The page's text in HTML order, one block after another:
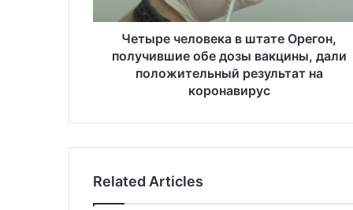
л
т
е
Четыре человека в штате Орегон,
получившие обе дозы вакцины, дали
положительный результат на
коронавирус
Related Articles